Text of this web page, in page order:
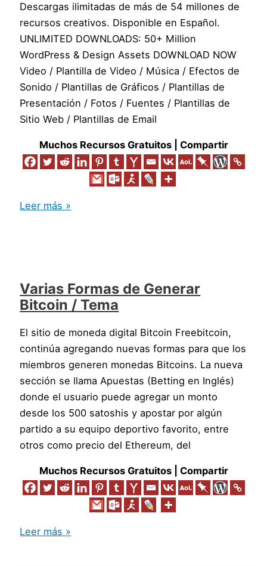
Descargas ilimitadas de más de 54 millones de
recursos creativos. Disponible en Español.
UNLIMITED DOWNLOADS: 50+ Million
WordPress & Design Assets DOWNLOAD NOW
Video / Plantilla de Video / Música / Efectos de
Sonido / Plantillas de Gráficos / Plantillas de
Presentación / Fotos / Fuentes / Plantillas de
Sitio Web / Plantillas de Email
Muchos Recursos Gratuitos | Compartir
Leer más »
Varias Formas de Generar
Bitcoin / Tema
El sitio de moneda digital Bitcoin Freebitcoin,
continúa agregando nuevas formas para que los
miembros generen monedas Bitcoins. La nueva
sección se llama Apuestas (Betting en Inglés)
donde el usuario puede agregar un monto
desde los 500 satoshis y apostar por algún
partido a su equipo deportivo favorito, entre
otros como precio del Ethereum, del
Muchos Recursos Gratuitos | Compartir
Leer más »